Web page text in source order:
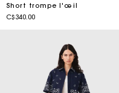
Short trompe l'œil
C$340.00